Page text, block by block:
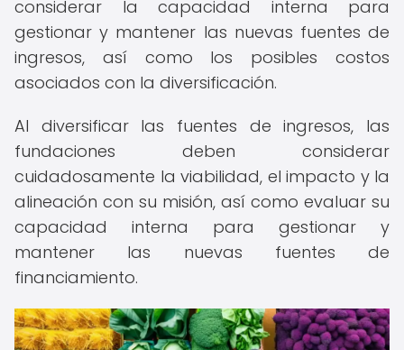
considerar la capacidad interna para
gestionar y mantener las nuevas fuentes de
ingresos, así como los posibles costos
asociados con la diversificación.
Al diversificar las fuentes de ingresos, las
fundaciones deben considerar
cuidadosamente la viabilidad, el impacto y la
alineación con su misión, así como evaluar su
capacidad interna para gestionar y
mantener las nuevas fuentes de
financiamiento.